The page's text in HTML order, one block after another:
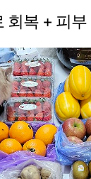
회복 + 피부